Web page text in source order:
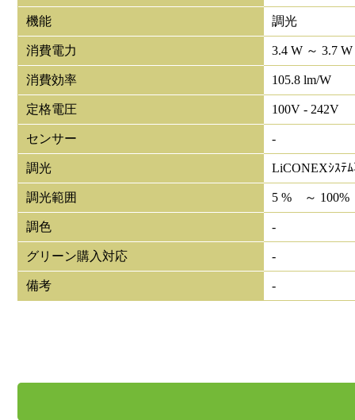
機能 調光
消費電力 3.4 W ～ 3.7 W
消費効率 105.8 lm/W
定格電圧 100V - 242V
センサー -
調光 LiCONEXｼｽﾃ
調光範囲 5 % ～ 100%
調色 -
グリーン購入対応 -
備考 -